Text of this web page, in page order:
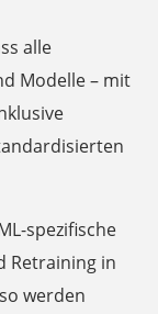
alle
Modelle – mit
spezifische
Retraining in
werden